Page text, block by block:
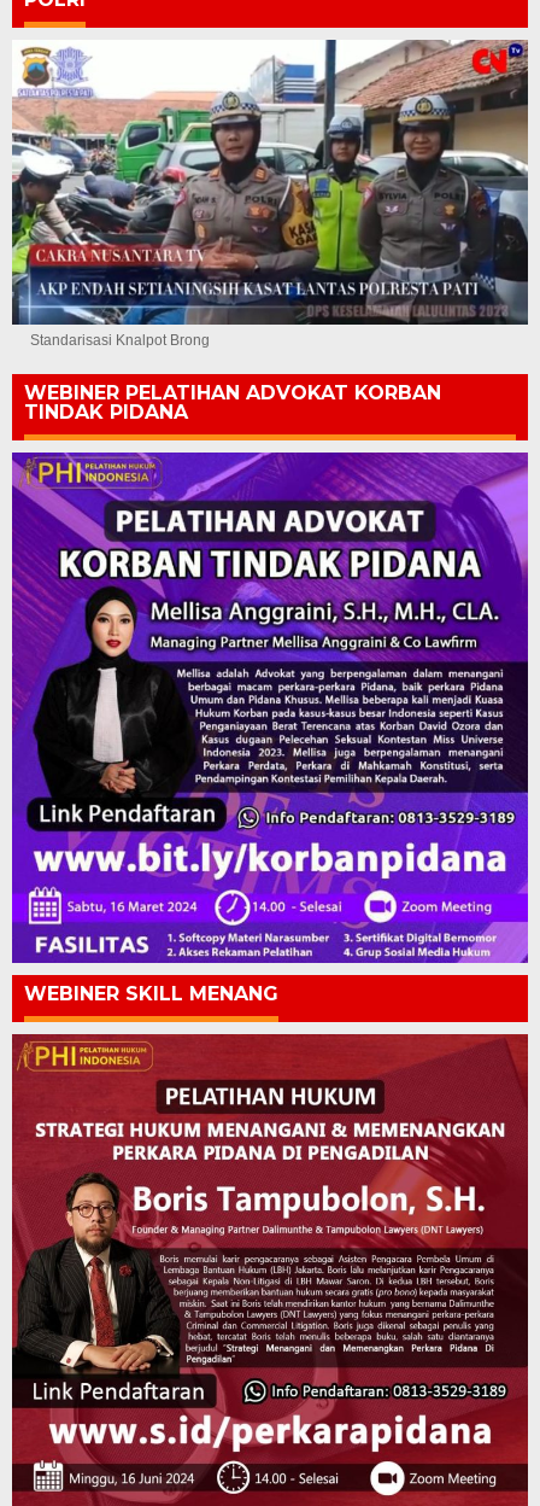
Standarisasi Knalpot Brong
WEBINER PELATIHAN ADVOKAT KORBAN
TINDAK PIDANA
WEBINER SKILL MENANG